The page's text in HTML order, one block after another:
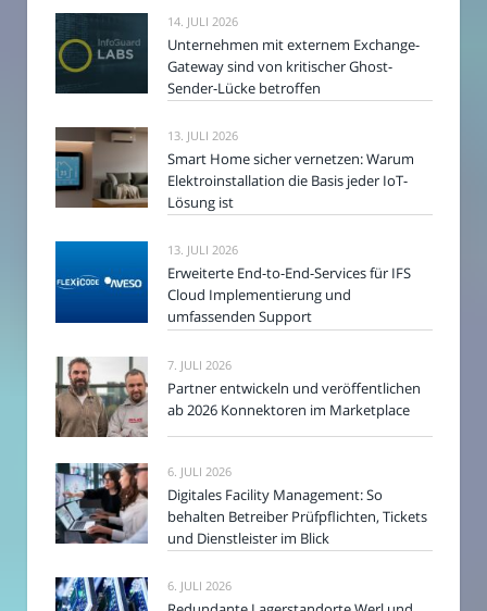
14. JULI 2026
Unternehmen mit externem Exchange-
Gateway sind von kritischer Ghost-
Sender-Lücke betroffen
13. JULI 2026
Smart Home sicher vernetzen: Warum
Elektroinstallation die Basis jeder IoT-
Lösung ist
13. JULI 2026
Erweiterte End-to-End-Services für IFS
Cloud Implementierung und
umfassenden Support
7. JULI 2026
Partner entwickeln und veröffentlichen
ab 2026 Konnektoren im Marketplace
6. JULI 2026
Digitales Facility Management: So
behalten Betreiber Prüfpflichten, Tickets
und Dienstleister im Blick
6. JULI 2026